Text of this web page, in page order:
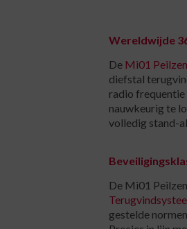
Wereldwijde
De Mi01
diefstal
radio frequentie
nauwkeurig te
volledig stand-
De Mi01
gestelde